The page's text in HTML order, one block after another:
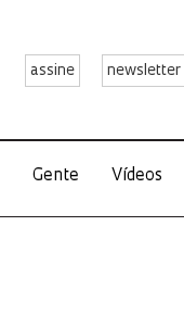
assine newsletter
Gente Vídeos